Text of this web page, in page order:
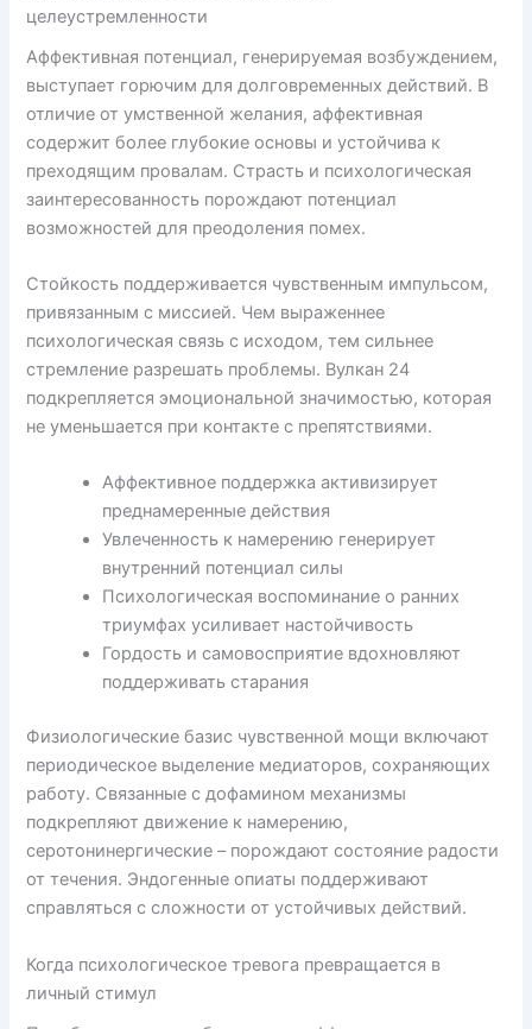
целеустремленности
Аффективная потенциал, генерируемая возбуждением,
выступает горючим для долговременных действий. В
отличие от умственной желания, аффективная
содержит более глубокие основы и устойчива к
преходящим провалам. Страсть и психологическая
заинтересованность порождают потенциал
возможностей для преодоления помех.
Стойкость поддерживается чувственным импульсом,
привязанным с миссией. Чем выраженнее
психологическая связь с исходом, тем сильнее
стремление разрешать проблемы. Вулкан 24
подкрепляется эмоциональной значимостью, которая
не уменьшается при контакте с препятствиями.
Аффективное поддержка активизирует
преднамеренные действия
Увлеченность к намерению генерирует
внутренний потенциал силы
Психологическая воспоминание о ранних
триумфах усиливает настойчивость
Гордость и самовосприятие вдохновляют
поддерживать старания
Физиологические базис чувственной мощи включают
периодическое выделение медиаторов, сохраняющих
работу. Связанные с дофамином механизмы
подкрепляют движение к намерению,
серотонинергические – порождают состояние радости
от течения. Эндогенные опиаты поддерживают
справляться с сложности от устойчивых действий.
Когда психологическое тревога превращается в
личный стимул